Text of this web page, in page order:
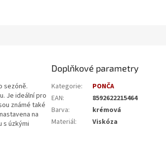
sezóně.
Je ideální pro
známé také
na
s úzkými
Doplňkové parametry
Kategorie:
PONČA
EAN:
8592622215464
Barva:
krémová
Materiál: Viskóza